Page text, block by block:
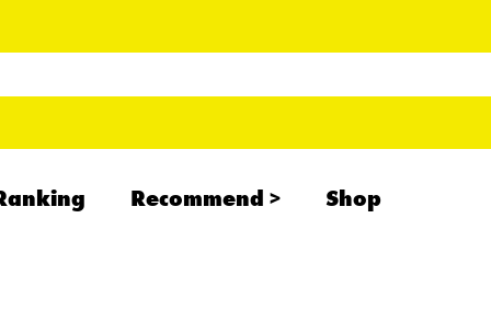
Recommend Shop